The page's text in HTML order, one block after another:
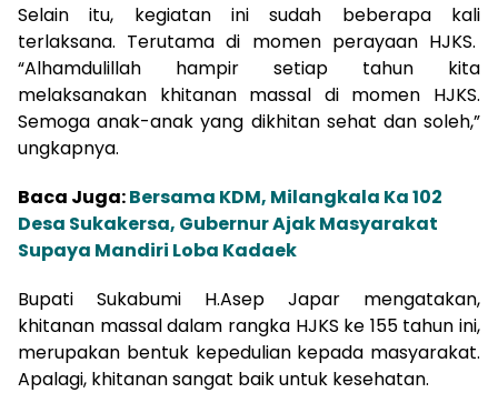
Selain itu, kegiatan ini sudah beberapa kali
terlaksana. Terutama di momen perayaan HJKS.
“Alhamdulillah hampir setiap tahun kita
melaksanakan khitanan massal di momen HJKS.
Semoga anak-anak yang dikhitan sehat dan soleh,”
ungkapnya.
Baca Juga:Bersama KDM, Milangkala Ka 102
Desa Sukakersa, Gubernur Ajak Masyarakat
Supaya Mandiri Loba Kadaek
Bupati Sukabumi H.Asep Japar mengatakan,
khitanan massal dalam rangka HJKS ke 155 tahun ini,
merupakan bentuk kepedulian kepada masyarakat.
Apalagi, khitanan sangat baik untuk kesehatan.